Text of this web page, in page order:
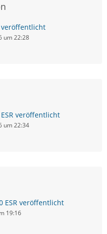
um 22:28
veröffentlicht
um 22:34
ESR veröffentlicht
19:16